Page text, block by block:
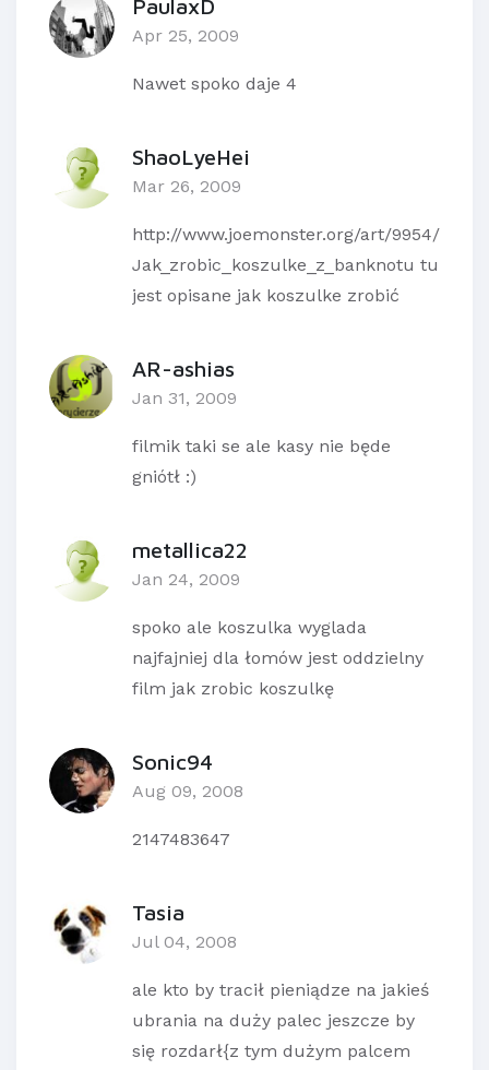
PaulaxD
Apr 25, 2009
Nawet spoko daje 4
ShaoLyeHei
Mar 26, 2009
http://www.joemonster.org/art/9954/
Jak_zrobic_koszulke_z_banknotu tu
jest opisane jak koszulke zrobić
AR-ashias
Jan 31, 2009
filmik taki se ale kasy nie będe
gniótł :)
metallica22
Jan 24, 2009
spoko ale koszulka wyglada
najfajniej dla łomów jest oddzielny
film jak zrobic koszulkę
Sonic94
Aug 09, 2008
2147483647
Tasia
Jul 04, 2008
ale kto by tracił pieniądze na jakieś
ubrania na duży palec jeszcze by
się rozdarł{z tym dużym palcem